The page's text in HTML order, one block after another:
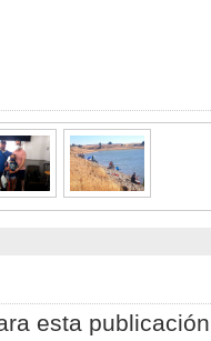
esta publicación